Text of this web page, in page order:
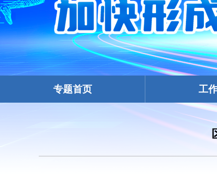
专题首页 工